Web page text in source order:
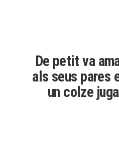
De petit va
als seus pares
un colze